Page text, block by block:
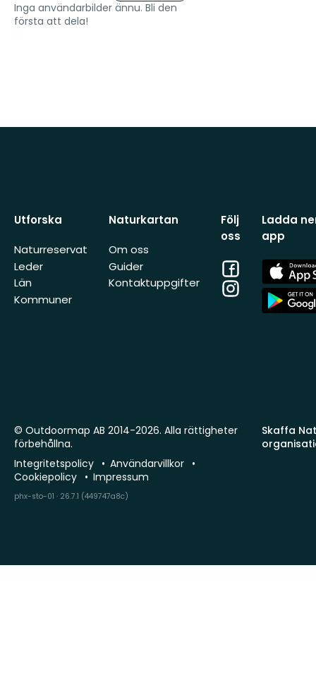
Inga användarbilder ännu. Bli den
första att dela!
Utforska
Naturreservat
Leder
Län
Kommuner
Naturkartan
Om oss
Guider
Kontaktuppgifter
Följ
oss
Facebook
Instagram
Ladda
app
App
Store
App
Store
Skaffa
© Outdoormap AB 2014-2026. Alla rättigheter
förbehållna.
Integritetspolicy
Användarvillkor
Cookiepolicy
Impressum
phx-sto-01 · 26.7.1 (449747a8c)